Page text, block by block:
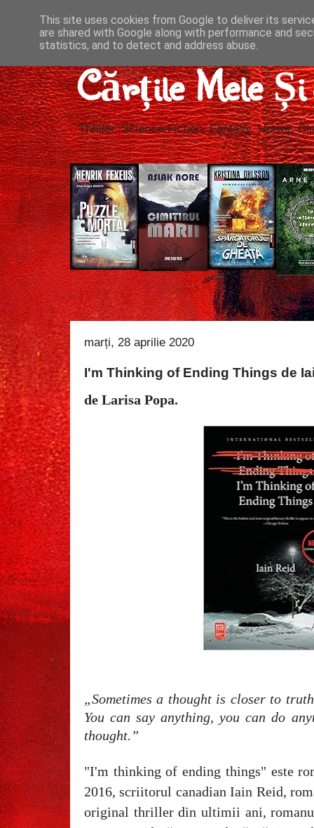
Cărțile Mele
Thriller, Science-Fiction, Fantasy, Horror,
marți, 28 aprilie 2020
I'm Thinking of Ending Things de
de Larisa Popa.
„Sometimes a thought is closer to
You can say anything, you can do
thought.”
"I'm thinking of ending things" este
2016, scriitorul canadian Iain Reid,
original thriller din ultimii ani,
This site uses cookies from Google to deliver its
are shared with Google along with performance and
statistics, and to detect and address abuse.